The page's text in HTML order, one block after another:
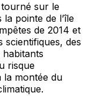
tourné sur le
pointe de l’île
de 2014 et
scientifiques, des
risque
la montée du